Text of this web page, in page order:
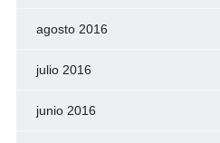
agosto 2016
julio 2016
junio 2016